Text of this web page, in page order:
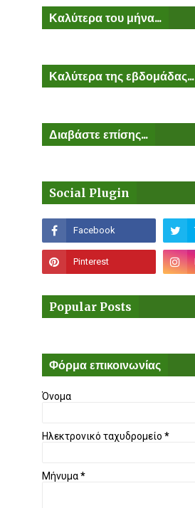
Καλύτερα του μήνα...
Καλύτερα της εβδομάδας...
Διαβάστε επίσης...
Social Plugin
Popular Posts
Φόρμα επικοινωνίας
Όνομα
Ηλεκτρονικό ταχυδρομείο *
Μήνυμα*